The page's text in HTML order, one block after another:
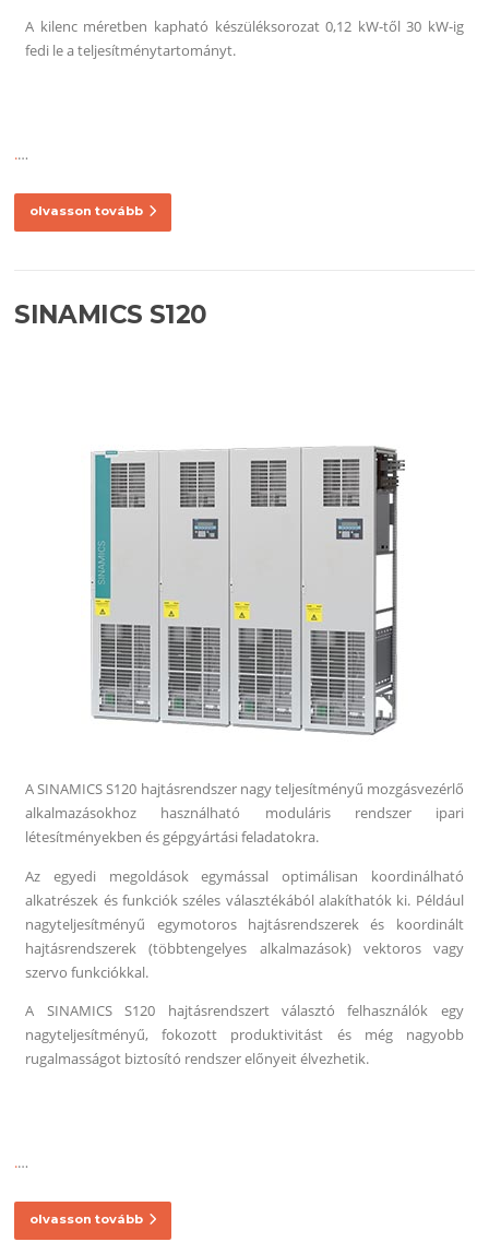
A kilenc méretben kapható készüléksorozat 0,12 kW-től 30 kW-ig
fedi le a teljesítménytartományt.
.…
olvasson tovább
SINAMICS S120
A SINAMICS S120 hajtásrendszer nagy teljesítményű mozgásvezérlő
alkalmazásokhoz használható moduláris rendszer ipari
létesítményekben és gépgyártási feladatokra.
Az egyedi megoldások egymással optimálisan koordinálható
alkatrészek és funkciók széles választékából alakíthatók ki. Például
nagyteljesítményű egymotoros hajtásrendszerek és koordinált
hajtásrendszerek (többtengelyes alkalmazások) vektoros vagy
szervo funkciókkal.
A SINAMICS S120 hajtásrendszert választó felhasználók egy
nagyteljesítményű, fokozott produktivitást és még nagyobb
rugalmasságot biztosító rendszer előnyeit élvezhetik.
.…
olvasson tovább